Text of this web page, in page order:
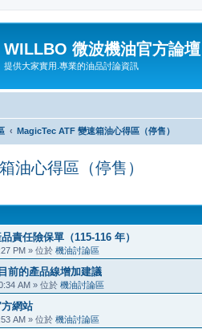
WILLBO 微波機油官方論壇
提供大家實用.專業的油品討論資訊
MagicTec ATF 變速箱油心得區（停售）
油心得區（停售）
責任險保單（115-116 年）
PM » 位於 機油討論區
前的產品線增加建議
AM » 位於 機油討論區
方網站
AM » 位於 機油討論區